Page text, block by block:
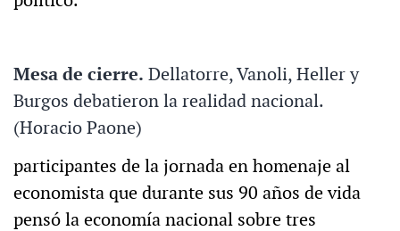
Mesa de cierre. Dellatorre, Vanoli, Heller y
Burgos debatieron la realidad nacional.
(Horacio Paone)
participantes de la jornada en homenaje al
economista que durante sus 90 años de vida
pensó la economía nacional sobre tres